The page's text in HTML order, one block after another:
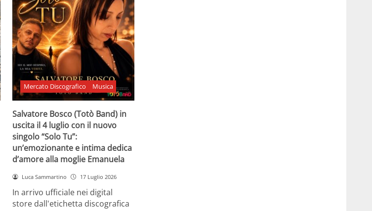
Mercato Discografico Musica
Salvatore Bosco (Totò Band) in
uscita il 4 luglio con il nuovo
singolo “Solo Tu”:
un’emozionante e intima dedica
d’amore alla moglie Emanuela
Luca Sammartino 17 Luglio 2026
In arrivo ufficiale nei digital
store dall'etichetta discografica